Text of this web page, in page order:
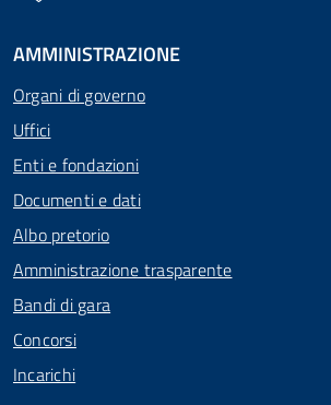
AMMINISTRAZIONE
Organi di governo
Uffici
Enti e fondazioni
Documenti e dati
Albo pretorio
Amministrazione trasparente
Bandi di gara
Concorsi
Incarichi